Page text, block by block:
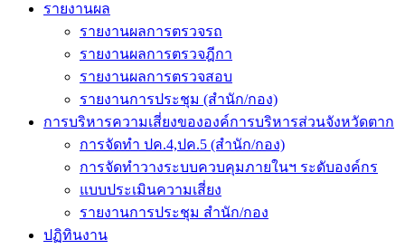
รายงานผล
รายงานผลการตรวจรถ
รายงานผลการตรวจฎีกา
รายงานผลการตรวจสอบ
รายงานการประชุม (สำนัก/กอง)
การบริหารความเสี่ยงขององค์การบริหารส่วนจังหวัดตาก
การจัดทำ ปค.4,ปค.5 (สำนัก/กอง)
การจัดทำวางระบบควบคุมภายในฯ ระดับองค์กร
แบบประเมินความเสี่ยง
รายงานการประชุม สำนัก/กอง
ปฏิทินงาน